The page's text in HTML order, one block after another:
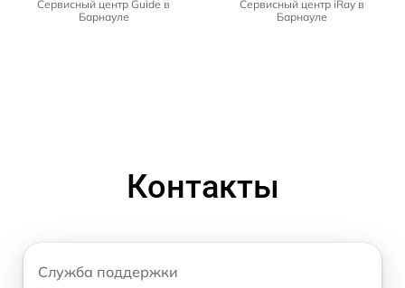
Сервисный центр Guide в
Барнауле
Сервисный центр iRay в
Барнауле
Контакты
Служба поддержки